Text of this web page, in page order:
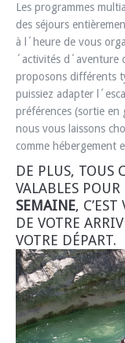
Les programmes
des séjours
à l´heure de vous
´activités d´aventure
proposons différents
puissiez adapter
préférences (sortie
nous vous laissons
comme hébergement
DE PLUS, TOUS
VALABLES POUR
SEMAINE,
DE VOTRE
VOTRE DÉPART.